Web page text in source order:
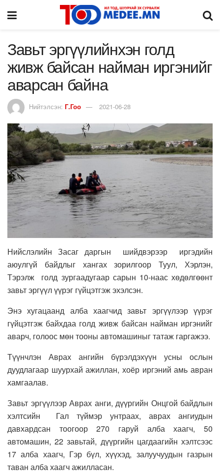
Завьт эргүүлийнхэн голд
живж байсан найман иргэнийг
аварсан байна
Нийтэлсэн: Г.Гоо 2021-06-28
Нийслэлийн Засаг даргын шийдвэрээр иргэдийн
аюулгүй байдлыг хангах зорилгоор Туул, Хэрлэн,
Тэрэлж голд зургаадугаар сарын 10-наас хөдөлгөөнт
завьт эргүүл үүрэг гүйцэтгэж эхэлсэн.
Энэ хугацаанд алба хаагчид завьт эргүүлээр үүрэг
гүйцэтгэж байхдаа голд живж байсан найман иргэнийг
аварч, голоос мөн тооны автомашиныг татаж гаргажээ.
Түүнчлэн Аврах ангийн бүрэлдэхүүн усны ослын
дуудлагаар шуурхай ажиллан, хоёр иргэний амь авран
хамгаалав.
Завьт эргүүлээр Аврах анги, дүүргийн Онцгой байдлын
хэлтсийн Гал түймэр унтраах, аврах ангиудын
давхардсан тоогоор 270 гаруй алба хаагч, 50
автомашин, 22 завьтай, дүүргийн цагдаагийн хэлтсээс
17 алба хаагч, Гэр бүл, хүүхэд, залуучуудын газрын
таван алба хаагч ажилласан.